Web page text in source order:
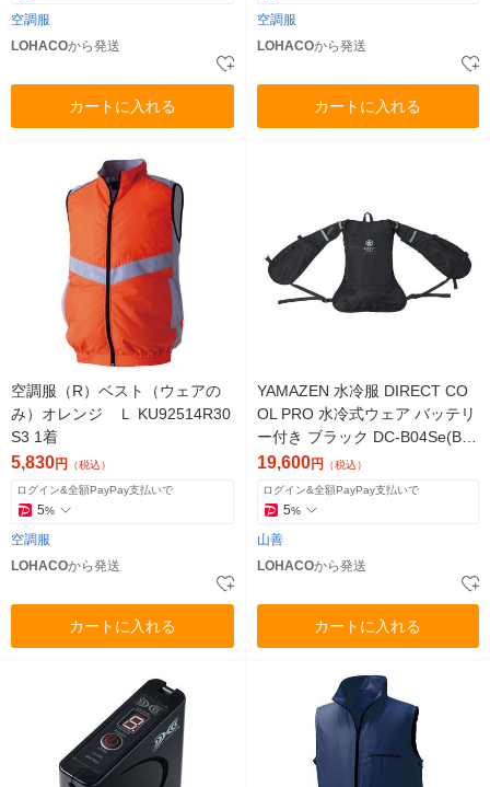
空調服
LOHACOから発送
カートに入れる
空調服
LOHACOから発送
カートに入れる
空調服（R）ベスト（ウェアの
み）オレンジ Ｌ KU92514R30
S3 1着
5,830円 （税込）
ログイン&全額PayPay支払いで
5%
空調服
LOHACOから発送
カートに入れる
YAMAZEN 水冷服 DIRECT CO
OL PRO 水冷式ウェア バッテリ
ー付き ブラック DC-B04Se(B)
1着
19,600円 （税込）
ログイン&全額PayPay支払いで
5%
山善
LOHACOから発送
カートに入れる